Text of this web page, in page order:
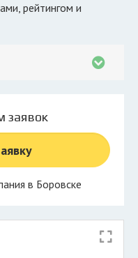
рейтингом и
заявок
в Боровске